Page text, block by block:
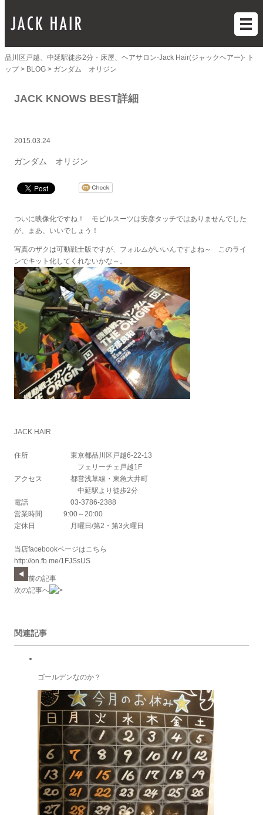
品川区戸越、中延駅徒歩2分・床屋、ヘアサロン-Jack Hair(ジャックヘアー)- ト
ップ > BLOG > ガンダム オリジン
JACK KNOWS BEST詳細
2015.03.24
ガンダム オリジン
ついに映像化ですね！ モビルスーツは安彦タッチではありませんでした
が、まあ、いいでしょう！
写真のザクは可動戦士版ですが、フォルムがいいんですよね～ このライ
ンでキット化してくれないかな～。
JACK HAIR
住所 東京都品川区戸越6-22-13
フェリーチェ戸越1F
アクセス 都営浅草線・東急大井町
中延駅より徒歩2分
電話 03-3786-2388
営業時間 9:00～20:00
定休日 月曜日/第2・第3火曜日
当店facebookページはこちら
http://on.fb.me/1FJSsUS
前の記事
次の記事へ
関連記事
ゴールデンなのか？